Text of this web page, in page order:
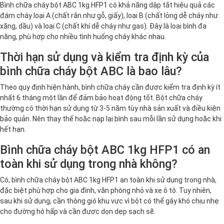
Bình chữa cháy bột ABC 1kg HFP1 có khả năng dập tắt hiệu quả các
đám cháy loại A (chất rắn như gỗ, giấy), loại B (chất lỏng dễ cháy như
xăng, dầu) và loại C (chất khí dễ cháy như gas). Đây là loại bình đa
năng, phù hợp cho nhiều tình huống cháy khác nhau.
Thời hạn sử dụng và kiểm tra định kỳ của
bình chữa cháy bột ABC là bao lâu?
Theo quy định hiện hành, bình chữa cháy cần được kiểm tra định kỳ ít
nhất 6 tháng một lần để đảm bảo hoạt động tốt. Bột chữa cháy
thường có thời hạn sử dụng từ 3-5 năm tùy nhà sản xuất và điều kiện
bảo quản. Nên thay thế hoặc nạp lại bình sau mỗi lần sử dụng hoặc khi
hết hạn.
Bình chữa cháy bột ABC 1kg HFP1 có an
toàn khi sử dụng trong nhà không?
Có, bình chữa cháy bột ABC 1kg HFP1 an toàn khi sử dụng trong nhà,
đặc biệt phù hợp cho gia đình, văn phòng nhỏ và xe ô tô. Tuy nhiên,
sau khi sử dụng, cần thông gió khu vực vì bột có thể gây khó chịu nhẹ
cho đường hô hấp và cần được dọn dẹp sạch sẽ.